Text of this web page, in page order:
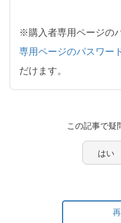
※購入者専用ページの
専用ページのパスワー
だけます。
この記事で疑
はい